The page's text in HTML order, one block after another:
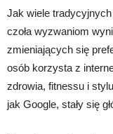
Jak wiele
czoła wyzwaniom
zmieniających się
osób korzysta z
zdrowia, fitnessu i
jak Google, stały się